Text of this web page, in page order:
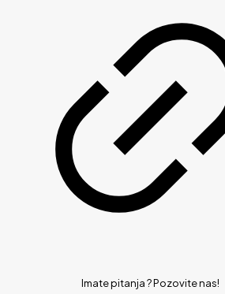
Imate pitanja ?Pozovite nas!